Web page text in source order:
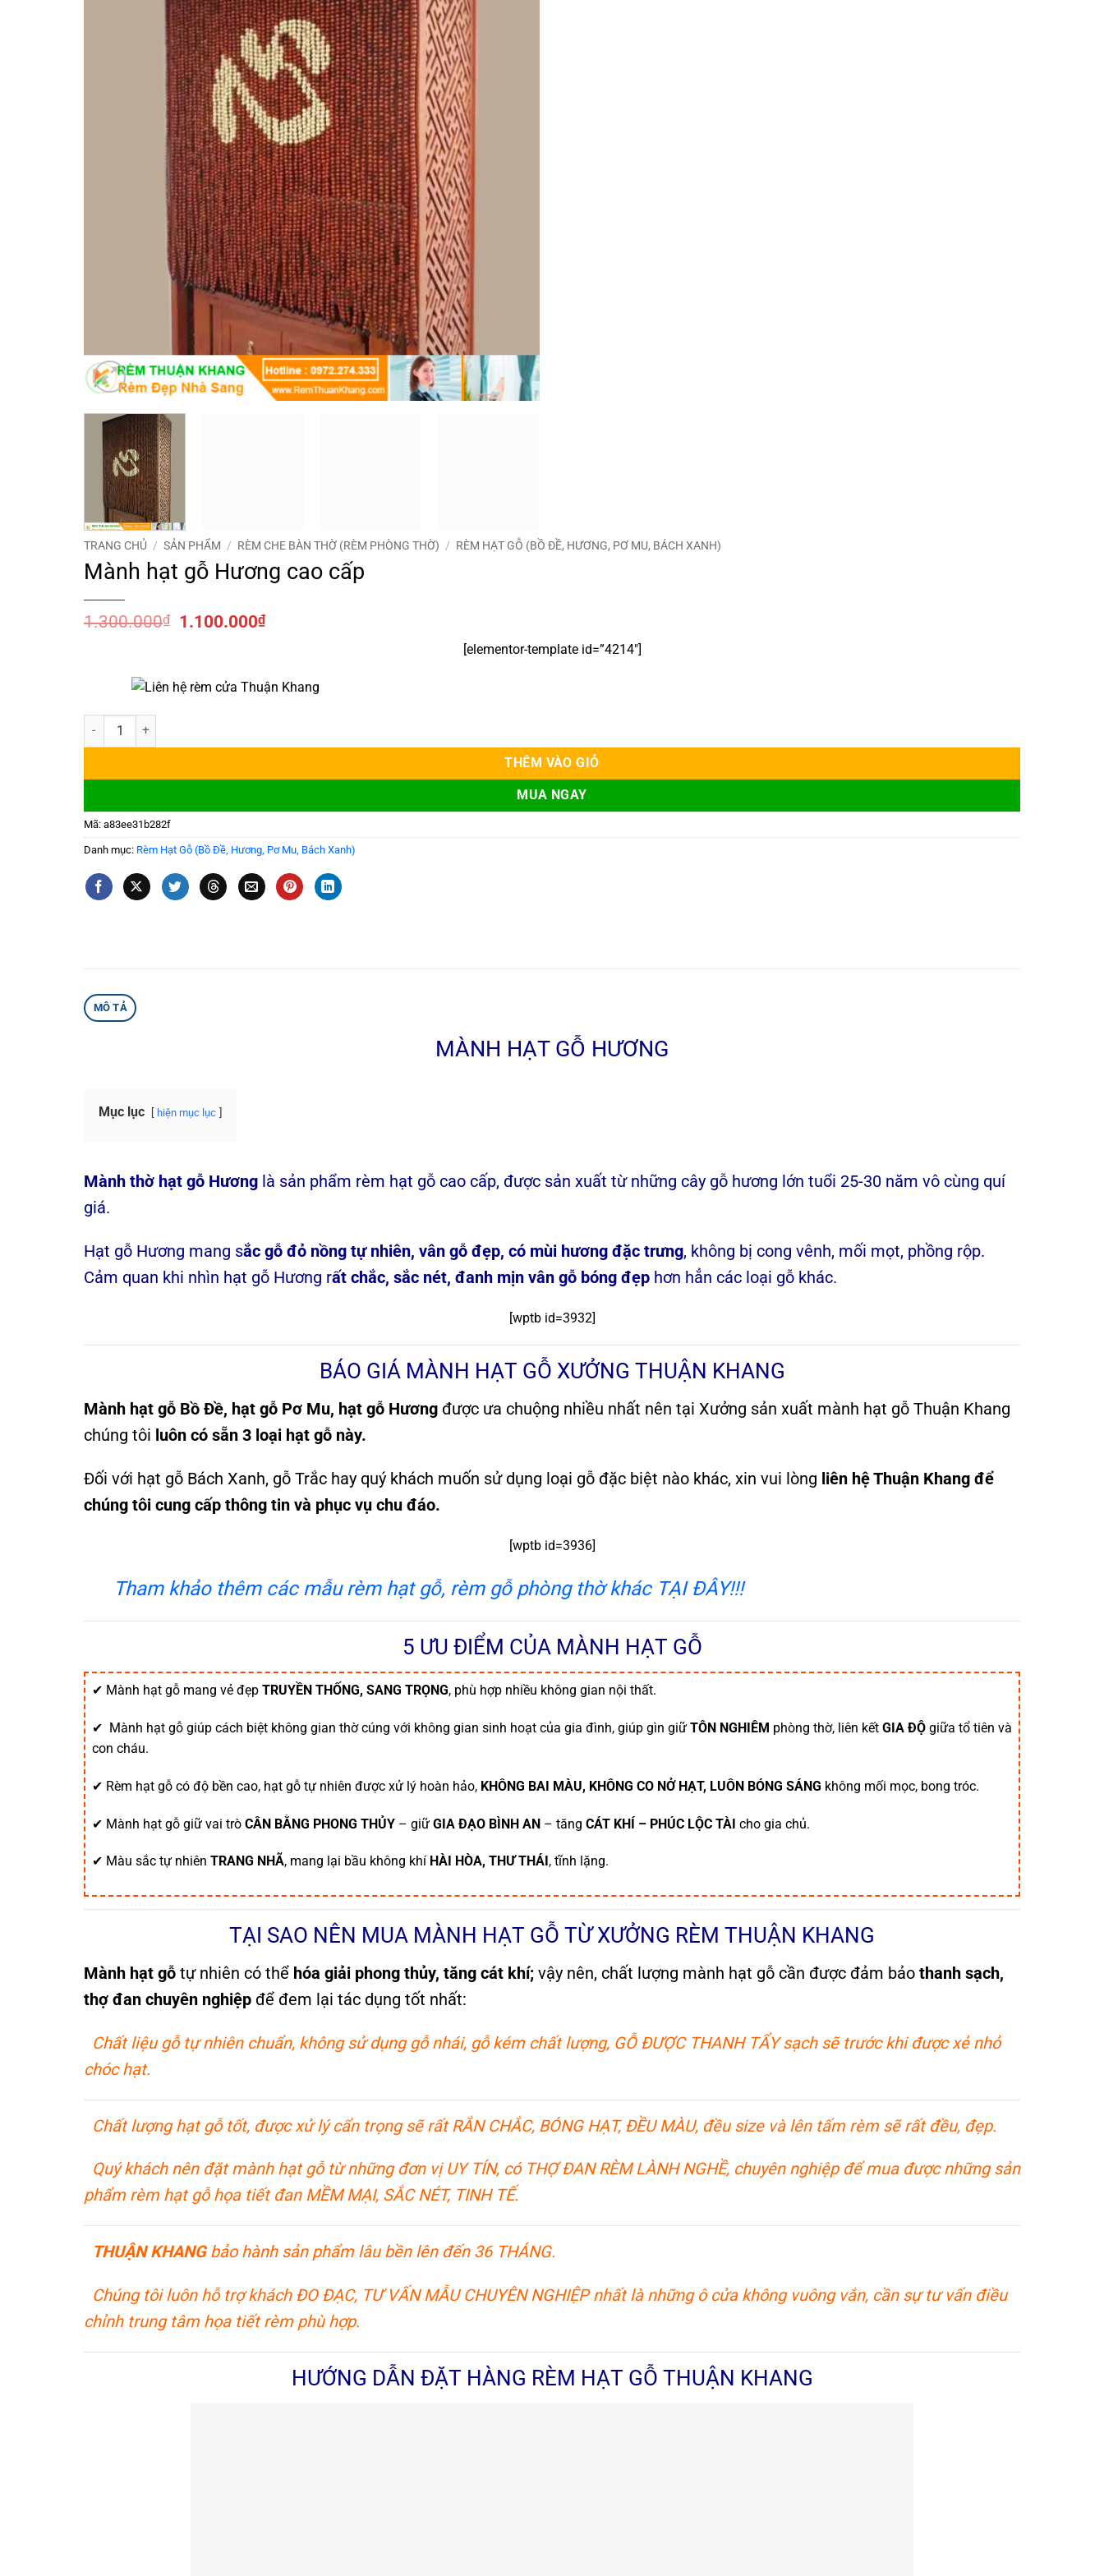
TRANG CHỦ / SẢN PHẨM / RÈM CHE BÀN THỜ (RÈM PHÒNG THỜ) / RÈM HẠT GỖ (BỒ ĐỀ, HƯƠNG, PƠ MU, BÁCH XANH)
Mành hạt gỗ Hương cao cấp
1.300.000₫
Giá
1.100.000₫Giá
1.100.000₫.
[elementor-template id=”4214″]
Mành hạt gỗ Hương cao cấp số lượng
THÊM VÀO GIỎ
MUA NGAY
Mã: a83ee31b282f
Danh mục: Rèm Hạt Gỗ (Bồ Đề, Hương, Pơ Mu, Bách Xanh)
MÔ TẢ
MÀNH HẠT GỖ HƯƠNG
Mục lục hiện mục lục
Mành thờ hạt gỗ Hương là sản phẩm rèm hạt gỗ cao cấp, được sản xuất từ những cây gỗ hương lớn tuổi 25-30 năm vô cùng quí
giá.
Hạt gỗ Hương mang sắc gỗ đỏ nồng tự nhiên, vân gỗ đẹp, có mùi hương đặc trưng, không bị cong vênh, mối mọt, phồng rộp.
Cảm quan khi nhìn hạt gỗ Hương rất chắc, sắc nét, đanh mịn vân gỗ bóng đẹp hơn hẳn các loại gỗ khác.
[wptb id=3932]
BÁO GIÁ MÀNH HẠT GỖ XƯỞNG THUẬN KHANG
Mành hạt gỗ Bồ Đề, hạt gỗ Pơ Mu, hạt gỗ Hương được ưa chuộng nhiều nhất nên tại Xưởng sản xuất mành hạt gỗ Thuận Khang
chúng tôi luôn có sẵn 3 loại hạt gỗ này.
Đối với hạt gỗ Bách Xanh, gỗ Trắc hay quý khách muốn sử dụng loại gỗ đặc biệt nào khác, xin vui lòng liên hệ Thuận Khang để
chúng tôi cung cấp thông tin và phục vụ chu đáo.
[wptb id=3936]
Tham khảo thêm các mẫu rèm hạt gỗ, rèm gỗ phòng thờ khác TẠI ĐÂY!!!
5 ƯU ĐIỂM CỦA MÀNH HẠT GỖ
✔ Mành hạt gỗ mang vẻ đẹp TRUYỀN THỐNG, SANG TRỌNG, phù hợp nhiều không gian nội thất.
✔ Mành hạt gỗ giúp cách biệt không gian thờ cúng với không gian sinh hoạt của gia đình, giúp gìn giữ TÔN NGHIÊM phòng thờ, liên kết GIA ĐỘ giữa tổ tiên và
con cháu.
✔ Rèm hạt gỗ có độ bền cao, hạt gỗ tự nhiên được xử lý hoàn hảo, KHÔNG BAI MÀU, KHÔNG CO NỞ HẠT, LUÔN BÓNG SÁNG không mối mọc, bong tróc.
✔ Mành hạt gỗ giữ vai trò CÂN BẰNG PHONG THỦY – giữ GIA ĐẠO BÌNH AN – tăng CÁT KHÍ – PHÚC LỘC TÀI cho gia chủ.
✔ Màu sắc tự nhiên TRANG NHÃ, mang lại bầu không khí HÀI HÒA, THƯ THÁI , tĩnh lặng.
TẠI SAO NÊN MUA MÀNH HẠT GỖ TỪ XƯỞNG RÈM THUẬN KHANG
Mành hạt gỗ tự nhiên có thể hóa giải phong thủy, tăng cát khí; vậy nên, chất lượng mành hạt gỗ cần được đảm bảo thanh sạch,
thợ đan chuyên nghiệp để đem lại tác dụng tốt nhất:
Chất liệu gỗ tự nhiên chuẩn, không sử dụng gỗ nhái, gỗ kém chất lượng, GỖ ĐƯỢC THANH TẨY sạch sẽ trước khi được xẻ nhỏ
chóc hạt.
Chất lượng hạt gỗ tốt, được xử lý cẩn trọng sẽ rất RẮN CHẮC, BÓNG HẠT, ĐỀU MÀU, đều size và lên tấm rèm sẽ rất đều, đẹp.
Quý khách nên đặt mành hạt gỗ từ những đơn vị UY TÍN, có THỢ ĐAN RÈM LÀNH NGHỀ, chuyên nghiệp để mua được những sản
phẩm rèm hạt gỗ họa tiết đan MỀM MẠI, SẮC NÉT, TINH TẾ.
THUẬN KHANGbảo hành sản phẩm lâu bền lên đến 36 THÁNG.
Chúng tôi luôn hỗ trợ khách ĐO ĐẠC, TƯ VẤN MẪU CHUYÊN NGHIỆP nhất là những ô cửa không vuông vắn, cần sự tư vấn điều
chỉnh trung tâm họa tiết rèm phù hợp.
HƯỚNG DẪN ĐẶT HÀNG RÈM HẠT GỖ THUẬN KHANG